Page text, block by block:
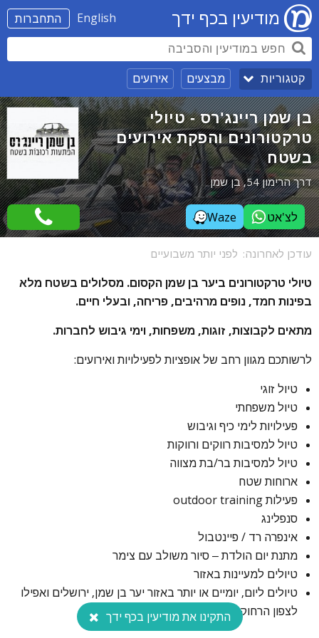
התחברות English מודיעין בכף ידך
קטגוריות מבצעים אירועים
בן שמן ריינג'רס - טיולי
טרקטורונים והפקת אירועים
בשטח
דרך הרימון 54, בן שמן
לצ'אט Waze
עודכן לאחרונה: לפני יותר משבועיים
טיולי טרקטורונים ביער בן שמן הקסום. מסלולים בשטח מלא
בפינות חמד, נופים מרהיבים, פריחה, ובעלי חיים.
מתאים לקבוצות, זוגות, משפחות, וימי גיבוש לחברות.
לרשותכם מגוון רחב של אופציות לפעילויות ואירועים:
טיול זוגי
טיול משפחתי
פעילויות לימי כיף וגיבוש
טיול למסיבות רווקים ורווקות
טיול למסיבות בר/בת מצווה
ארוחות שטח
פעילות outdoor training
סנפלינג
אינפרה רד / פיינטבול
מתנת יום הולדת – סיור משולב עם צימר
טיולים למעיינות באזור
טיולים ליום, יומיים או יותר באזור יער בן שמן, ירושלים ואפילו
לצפון הרחוק ולמדבר.התקינו את מודיעין בכף ידך